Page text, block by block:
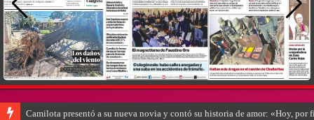
Camilota presentó a su nueva novia y contó su historia de amor: «Hoy, por